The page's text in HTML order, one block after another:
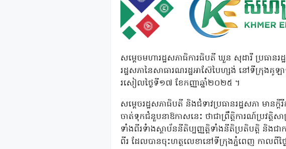
សម្តេចមហារដ្ឋសភាធិការធិបតី ឃួន សុដារី ប្រធានរ
រដ្ឋសភានៃសាធារណរដ្ឋអាស៊ែបៃហ្សង់ នៅទីក្រុង
រសៀលថ្ងៃទី១៧ ខែកញ្ញាឆ្នាំ២០២៥ ។
សម្តេចរដ្ឋសភាធិបតី និងជំទាវប្រធានរដ្ឋសភា មានក្
ចាត់ទុកជំនួបនាឱកាសនេះ ថាជាព្រឹត្តិការណ៍ប្រវត្តិ
ទាំងពីរទំាងស្ថាប័ននីតិប្បញ្ញត្តិទាំងនីតិប្រតិបត្តិ និងជ
ពីរ ដែលបានចុះហត្ថលេខានៅទីក្រុងភ្នំពេញ កាលពីថ្